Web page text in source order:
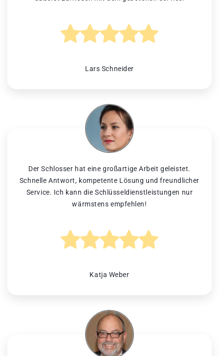
Lars Schneider
Der Schlosser hat eine großartige Arbeit geleistet.
Schnelle Antwort, kompetente Lösung und freundlicher
Service. Ich kann die Schlüsseldienstleistungen nur
wärmstens empfehlen!
Katja Weber